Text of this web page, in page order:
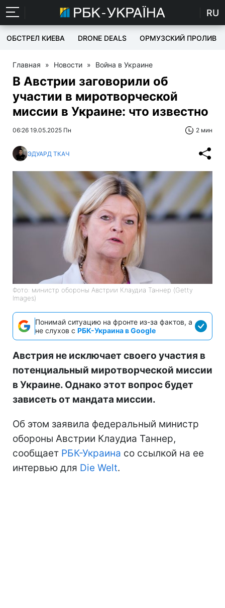
RU
ОБСТРЕЛ КИЕВА DRONE DEALS ОРМУЗСКИЙ ПРОЛИВ
Главная » Новости » Война в Украине
В Австрии заговорили об
участии в миротворческой
миссии в Украине: что известно
06:26 19.05.2025 Пн 2 мин
ЭДУАРД ТКАЧ
Фото: министр обороны Австрии Клаудиа Таннер (Getty
Images)
Понимай ситуацию на фронте из-за фактов, а
не слухов с РБК-Украина в Google
Австрия не исключает своего участия в
потенциальный миротворческой миссии
в Украине. Однако этот вопрос будет
зависеть от мандата миссии.
Об этом заявила федеральный министр
обороны Австрии Клаудиа Таннер,
сообщает РБК-Украина со ссылкой на ее
интервью для Die Welt.